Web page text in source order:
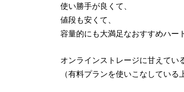
使い勝手が良くて、
値段も安くて、
容量的にも大満足なおすすめハー
オンラインストレージに甘えてい
（有料プランを使いこなしている